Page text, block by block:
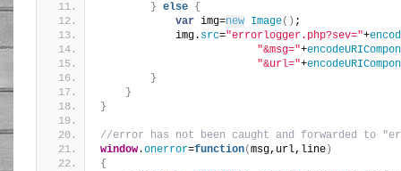
} else {
var img=new Image( ) ;
            img.
src="errorlogger.php?sev="+
"&msg="+
"&url="+
}
}
}
//error has not been caught and forwarded to
window.onerror=function(msg,url,line )
{